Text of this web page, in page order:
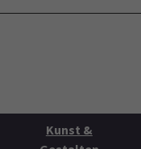
Startseite
Kunst &